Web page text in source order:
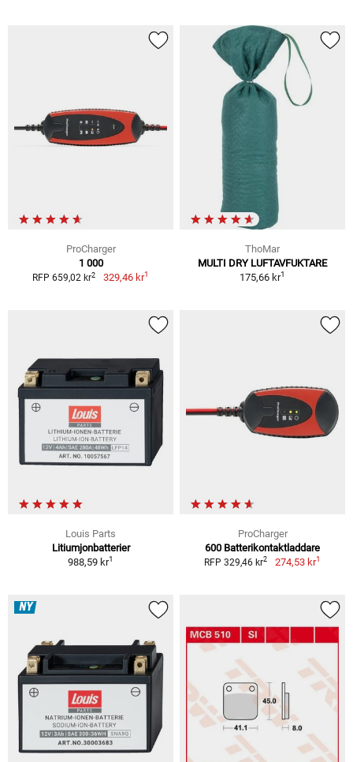
ProCharger
1 000
RFP 659,02 kr2 329,46 kr1
ThoMar
MULTI DRY LUFTAVFUKTARE
175,66 kr1
Louis Parts
Litiumjonbatterier
988,59 kr1
ProCharger
600 Batterikontaktladdare
RFP 329,46 kr2 274,53 kr1
NY